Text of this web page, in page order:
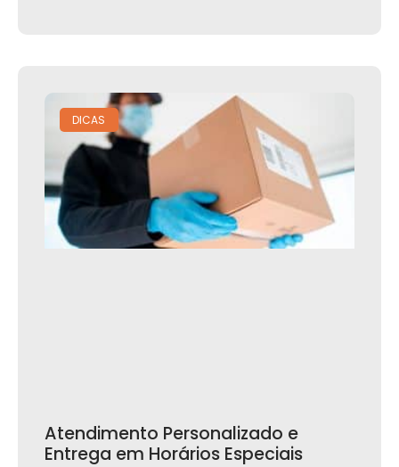
DICAS
Atendimento Personalizado e
Entrega em Horários Especiais